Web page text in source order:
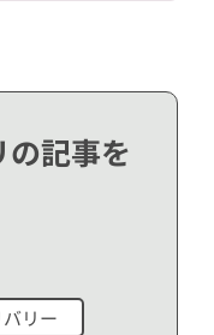
記事を
リー